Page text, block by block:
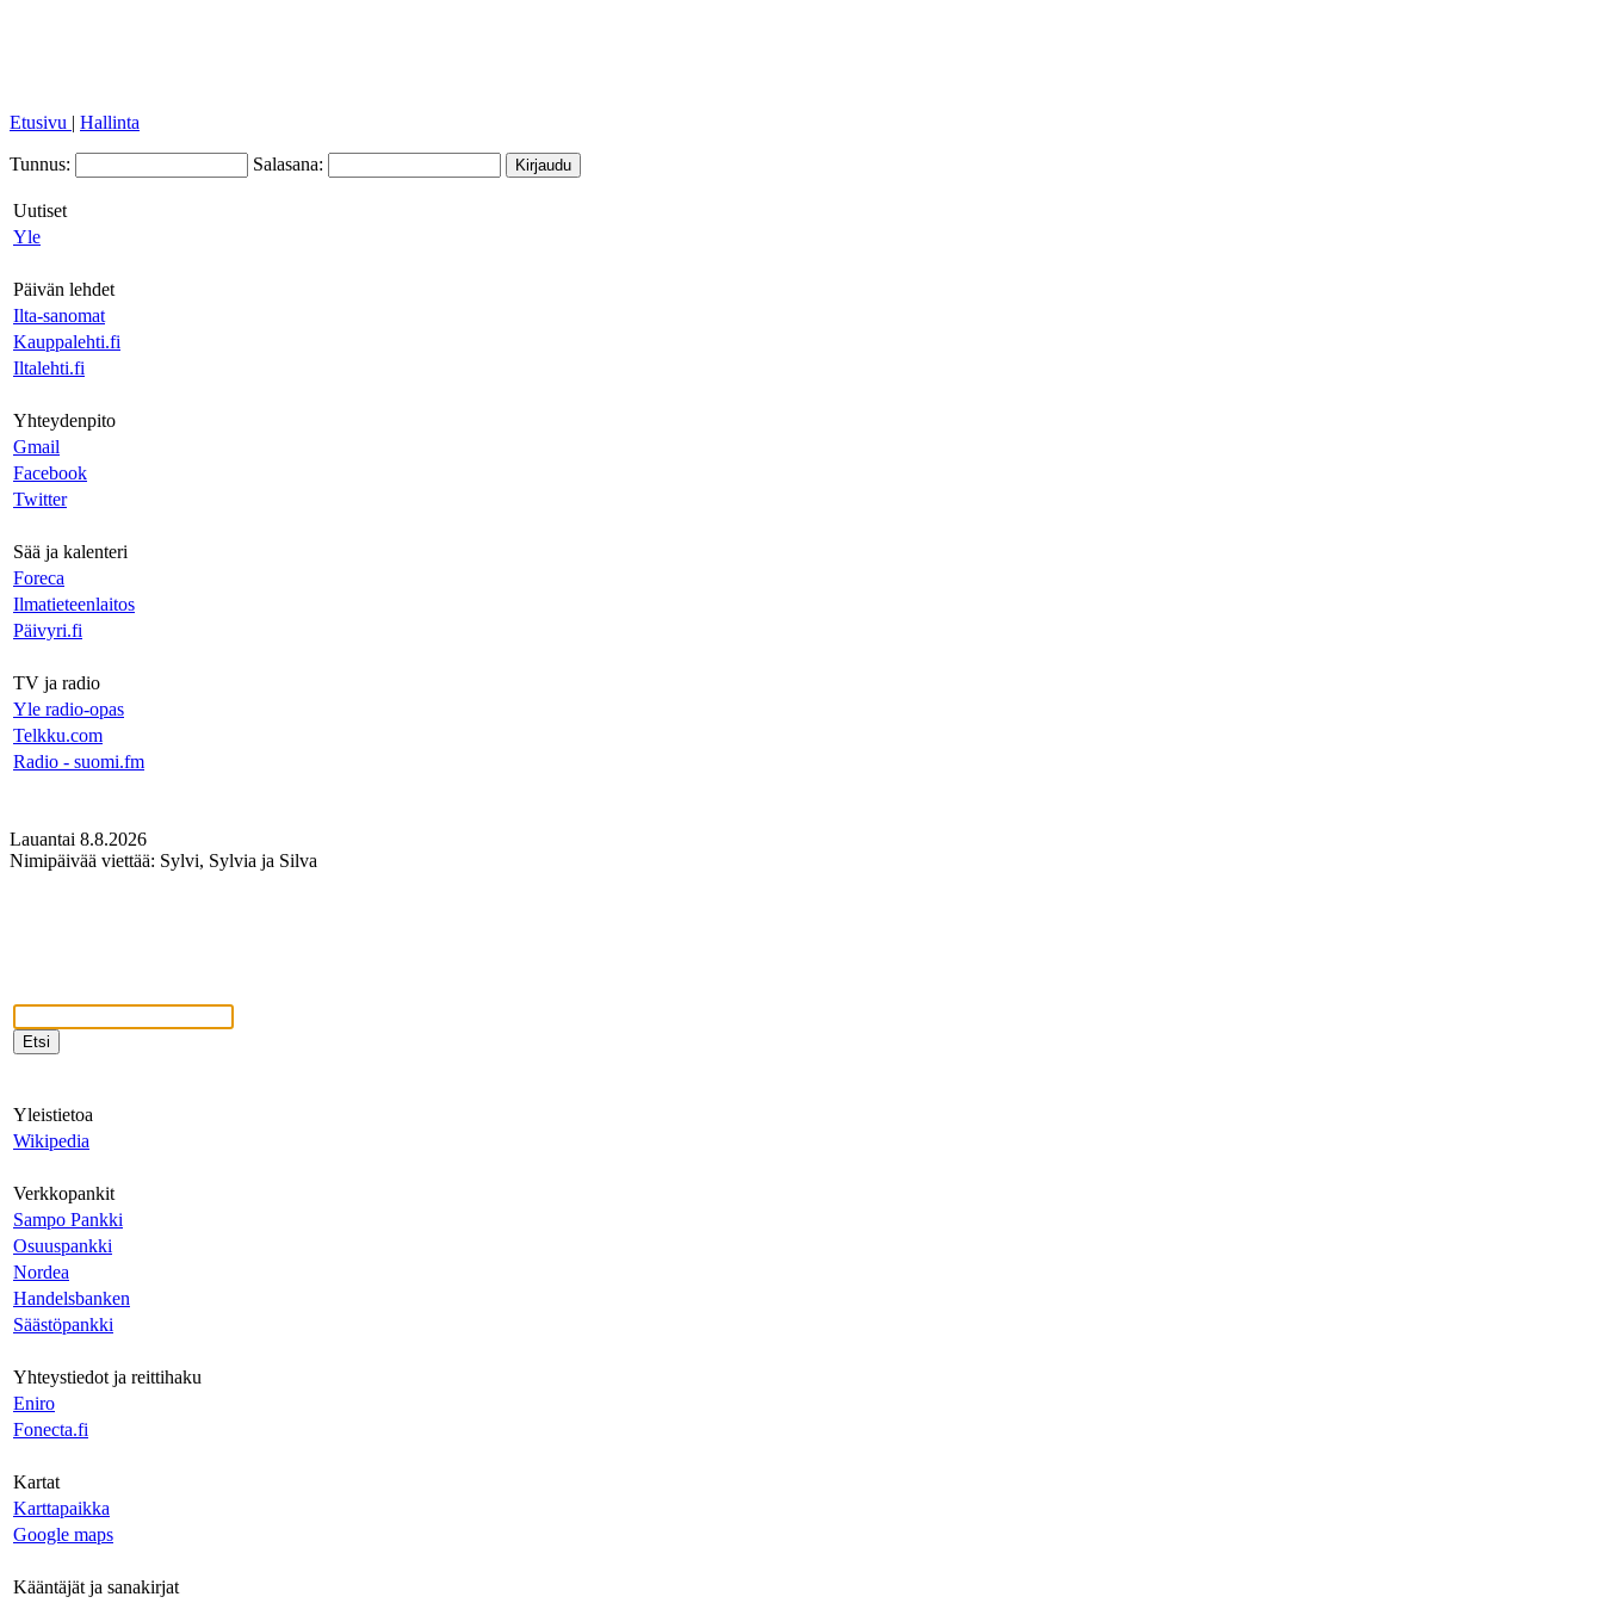
Etusivu | Hallinta
Tunnus: Salasana:
Uutiset
Yle
Päivän lehdet
Ilta-sanomat
Kauppalehti.fi
Iltalehti.fi
Yhteydenpito
Gmail
Facebook
Twitter
Sää ja kalenteri
Foreca
Ilmatieteenlaitos
Päivyri.fi
TV ja radio
Yle radio-opas
Telkku.com
Radio - suomi.fm
Lauantai 8.8.2026
Nimipäivää viettää: Sylvi, Sylvia ja Silva
Yleistietoa
Wikipedia
Verkkopankit
Sampo Pankki
Osuuspankki
Nordea
Handelsbanken
Säästöpankki
Yhteystiedot ja reittihaku
Eniro
Fonecta.fi
Kartat
Karttapaikka
Google maps
Kääntäjät ja sanakirjat